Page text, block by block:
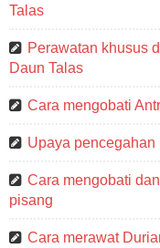
Talas
Perawatan khusus
Daun Talas
Cara mengobati
Upaya
Cara mengobati
pisang
Cara merawat